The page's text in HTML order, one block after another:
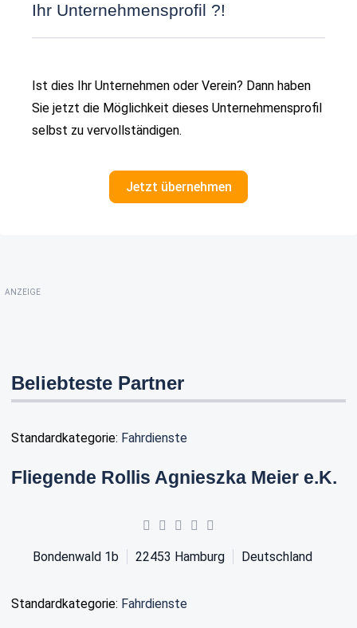
Ihr Unternehmensprofil ?!
Ist dies Ihr Unternehmen oder Verein? Dann haben
Sie jetzt die Möglichkeit dieses Unternehmensprofil
selbst zu vervollständigen.
Jetzt übernehmen
ANZEIGE
Beliebteste Partner
Standardkategorie: Fahrdienste
Fliegende Rollis Agnieszka Meier e.K.
Bondenwald 1b 22453 Hamburg Deutschland
Standardkategorie: Fahrdienste